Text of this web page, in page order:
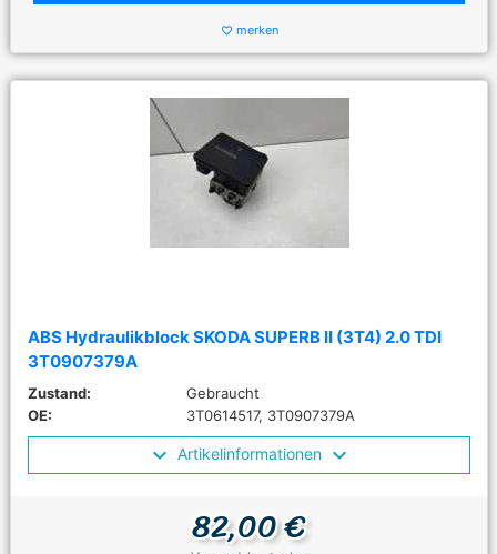
favorite_border merken
ABS Hydraulikblock SKODA SUPERB II (3T4) 2.0 TDI
3T0907379A
Zustand:
Gebraucht
OE:
3T0614517, 3T0907379A
Artikelinformationen
82,00 €